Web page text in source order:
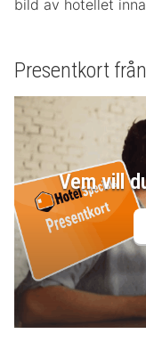
bild av hotellet
Presentkort
Vem vill